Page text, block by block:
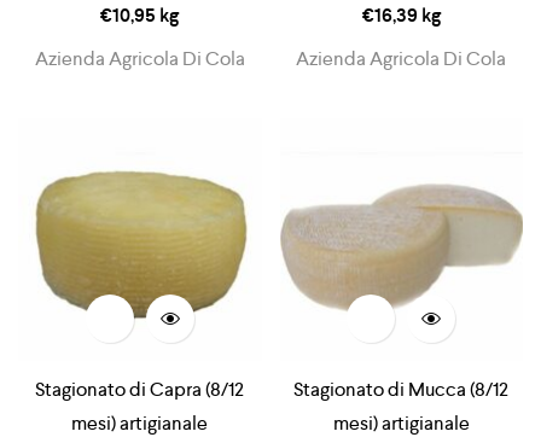
€10,95 kg
Azienda Agricola Di Cola
€16,39 kg
Azienda Agricola Di Cola
Stagionato di Capra (8/12
mesi) artigianale
Stagionato di Mucca (8/12
mesi) artigianale